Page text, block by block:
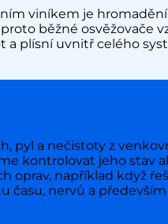
viníkem je
běžné osvěžovače
a plísní uvnitř celého
pyl a nečistoty z
kontrolovat jeho stav
oprav, například když
nervů a